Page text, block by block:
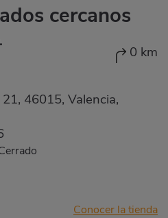
cercanos
0 km
46015, Valencia,
Conocer la tienda